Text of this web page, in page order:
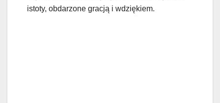
istoty, obdarzone gracją i wdziękiem.